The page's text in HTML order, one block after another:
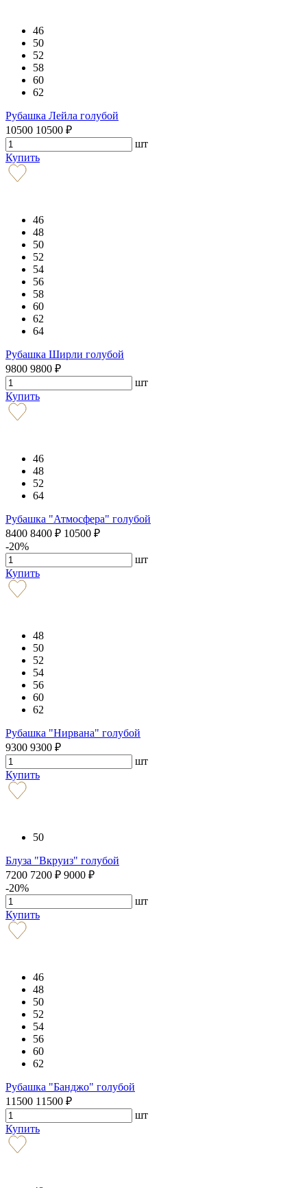
46
50
52
58
60
62
Рубашка Лейла голубой
10500 10500 ₽
шт
Купить
46
48
50
52
54
56
58
60
62
64
Рубашка Ширли голубой
9800 9800 ₽
шт
Купить
46
48
52
64
Рубашка "Атмосфера" голубой
8400 8400 ₽ 10500 ₽
-20%
шт
Купить
48
50
52
54
56
60
62
Рубашка "Нирвана" голубой
9300 9300 ₽
шт
Купить
50
Блуза "Вкруиз" голубой
7200 7200 ₽ 9000 ₽
-20%
шт
Купить
46
48
50
52
54
56
60
62
Рубашка "Банджо" голубой
11500 11500 ₽
шт
Купить